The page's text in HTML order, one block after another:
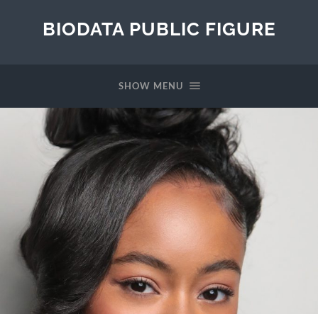
BIODATA PUBLIC FIGURE
SHOW MENU